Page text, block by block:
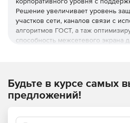
Решение увеличивает уровень
участков сети, каналов связи с
алгоритмов ГОСТ, а таж
способность межсетевого экрана
Высокопроизводительная
которая создает запас
одном устройстве.
Будьте в курсе самых
предложений!